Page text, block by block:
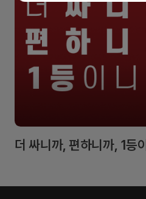
더 싸니까, 편하니까, 1등